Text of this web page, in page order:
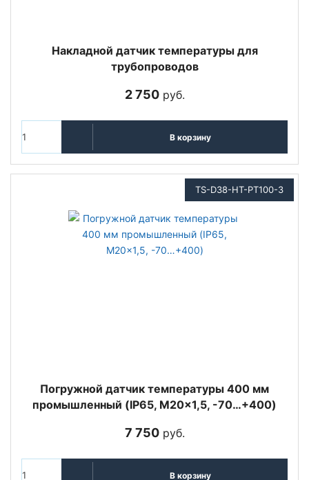
Накладной датчик температуры для
трубопроводов
2 750руб.
В корзину
TS-D38-HT-PT100-3
Погружной датчик температуры 400 мм
промышленный (IP65, M20x1,5, -70…+400)
7 750руб.
В корзину